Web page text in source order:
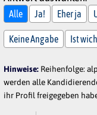
Alle
Ja! Eher ja
Keine Angabe Ist
Hinweise: Reihenfolge:
werden alle
ihr Profil freigegeben